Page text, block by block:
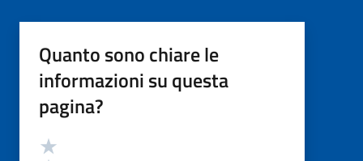
Quanto sono chiare le
informazioni su questa
pagina?
Valutazione